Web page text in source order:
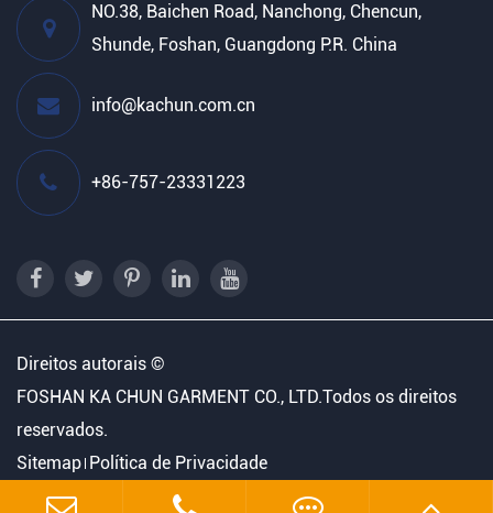
NO.38, Baichen Road, Nanchong, Chencun,
Shunde, Foshan, Guangdong P.R. China
info@kachun.com.cn
+86-757-23331223
Direitos autorais ©
FOSHAN KA CHUN GARMENT CO., LTD.Todos os direitos
reservados.
Sitemap Política de Privacidade